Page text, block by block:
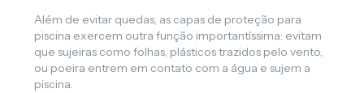
Além de evitar quedas, as capas de proteção para
piscina exercem outra função importantíssima: evitam
que sujeiras como folhas, plásticos trazidos pelo vento,
ou poeira entrem em contato com a água e sujem a
piscina.